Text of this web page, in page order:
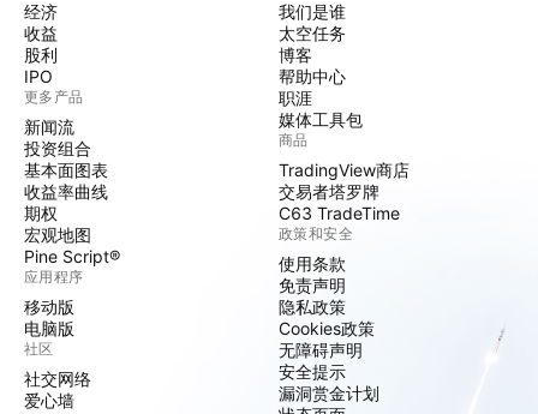
经济
收益
股利
IPO
更多产品
新闻流
投资组合
基本面图表
收益率曲线
期权
宏观地图
Pine Script®
应用程序
移动版
电脑版
社区
社交网络
爱心墙
我们是谁
太空任务
博客
帮助中心
职涯
媒体工具包
商品
TradingView商店
交易者塔罗牌
C63 TradeTime
政策和安全
使用条款
免责声明
隐私政策
Cookies政策
无障碍声明
安全提示
漏洞赏金计划